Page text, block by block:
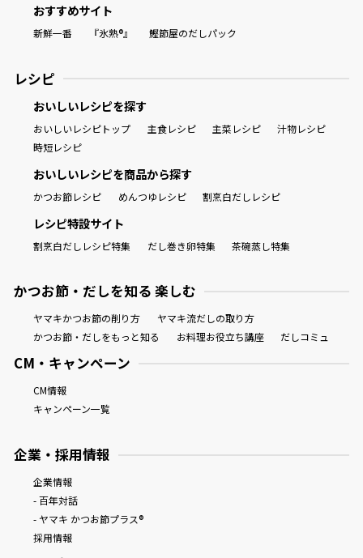
おすすめサイト
新鮮一番 『氷熟®』 鰹節屋のだしパック
レシピ
おいしいレシピを探す
おいしいレシピトップ 主食レシピ 主菜レシピ
汁物レシピ
時短レシピ
おいしいレシピを商品から探す
かつお節レシピ めんつゆレシピ 割烹白だしレシピ
レシピ特設サイト
割烹白だしレシピ特集 だし巻き卵特集 茶碗蒸し特集
かつお節・だしを知る 楽しむ
ヤマキかつお節の削り方
ヤマキ流だしの取り方
かつお節・だしをもっと知る
お料理お役立ち講座 だしコミュ
CM・キャンペーン
CM情報
キャンペーン一覧
企業・採用情報
企業情報
- 百年対話
- ヤマキ かつお節プラス®
採用情報